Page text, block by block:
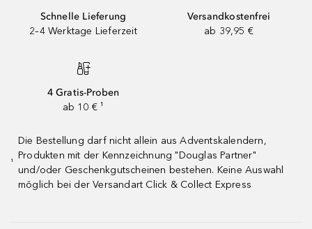
Schnelle Lieferung
2–4 Werktage Lieferzeit
Versandkostenfrei
ab 39,95 €
4 Gratis-Proben
ab 10 € ¹
¹
Die Bestellung darf nicht allein aus Adventskalendern,
Produkten mit der Kennzeichnung "Douglas Partner"
und/oder Geschenkgutscheinen bestehen. Keine Auswahl
möglich bei der Versandart Click & Collect Express